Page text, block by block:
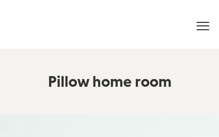
Pillow home room